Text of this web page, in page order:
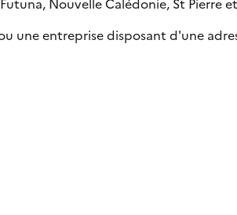
une entreprise disposant d'une